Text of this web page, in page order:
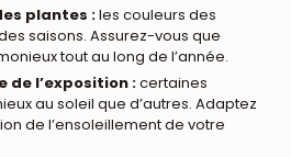
plantes :les couleurs des
saisons. Assurez-vous que
tout au long de l’année.
de l’exposition :certaines
au soleil que d’autres. Adaptez
de l’ensoleillement de votre